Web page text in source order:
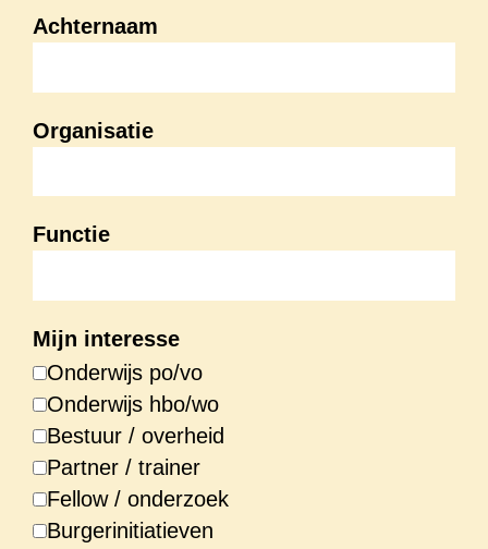
Achternaam
Organisatie
Functie
Mijn interesse
Onderwijs po/vo
Onderwijs hbo/wo
Bestuur / overheid
Partner / trainer
Fellow / onderzoek
Burgerinitiatieven